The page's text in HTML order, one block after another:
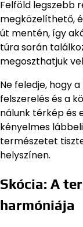
Felföld legszebb
megközelíthető,
út mentén, így
túra során
megoszthatjuk
Ne feledje, hogy
felszerelés és a
nálunk térkép és
kényelmes
természetet
helyszínen.
Skócia: A
harmóniája